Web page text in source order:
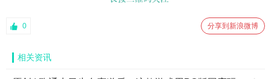
0 分享到新浪微博
相关资讯